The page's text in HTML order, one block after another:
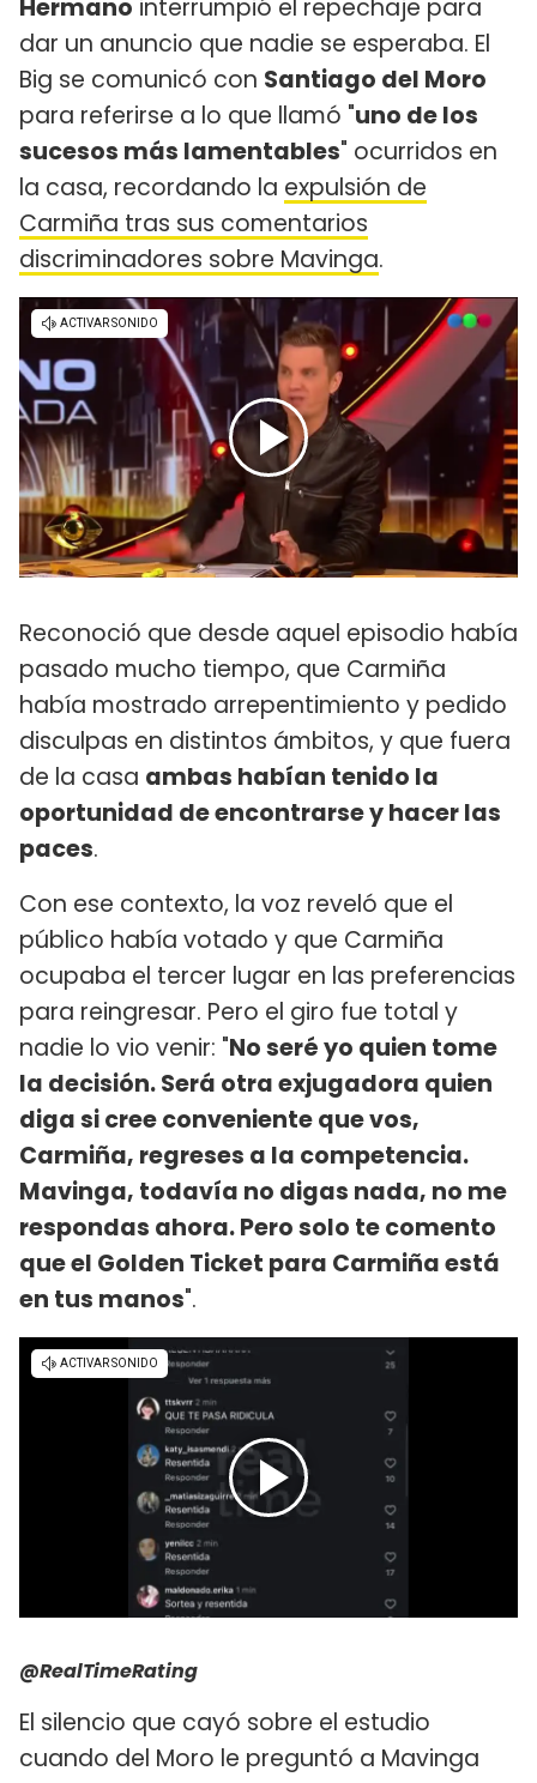
Hermano interrumpió el repechaje para
dar un anuncio que nadie se esperaba. El
Big se comunicó con Santiago del Moro
para referirse a lo que llamó "uno de los
sucesos más lamentables" ocurridos en
la casa, recordando la expulsión de
Carmiña tras sus comentarios
discriminadores sobre Mavinga.
Reconoció que desde aquel episodio había
pasado mucho tiempo, que Carmiña
había mostrado arrepentimiento y pedido
disculpas en distintos ámbitos, y que fuera
de la casa ambas habían tenido la
oportunidad de encontrarse y hacer las
paces.
Con ese contexto, la voz reveló que el
público había votado y que Carmiña
ocupaba el tercer lugar en las preferencias
para reingresar. Pero el giro fue total y
nadie lo vio venir: "No seré yo quien tome
la decisión. Será otra exjugadora quien
diga si cree conveniente que vos,
Carmiña, regreses a la competencia.
Mavinga, todavía no digas nada, no me
respondas ahora. Pero solo te comento
que el Golden Ticket para Carmiña está
en tus manos".
@RealTimeRating
El silencio que cayó sobre el estudio
cuando del Moro le preguntó a Mavinga